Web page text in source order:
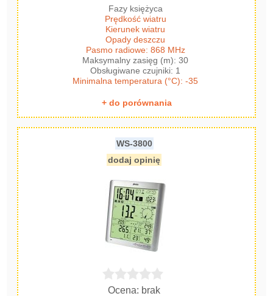
Fazy księżyca
Prędkość wiatru
Kierunek wiatru
Opady deszczu
Pasmo radiowe: 868 MHz
Maksymalny zasięg (m): 30
Obsługiwane czujniki: 1
Minimalna temperatura (°C): -35
+ do porównania
WS-3800
dodaj opinię
Ocena: brak